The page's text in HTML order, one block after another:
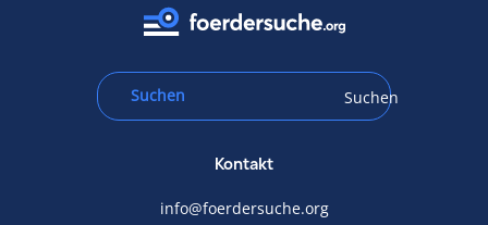
Suchen
Kontakt
info@foerdersuche.org